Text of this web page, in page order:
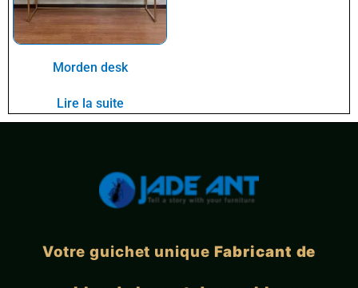
Morden desk
Lire la suite
Votre guichet unique Fabricant de